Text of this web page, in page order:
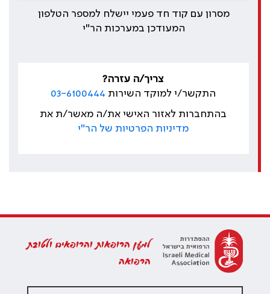
מסרון עם קוד חד פעמי יישלח למספר הטלפון
המעודכן במערכות הר"י
צריך/ה עזרה?
התקשר/י למוקד השירות 03-6100444
בהתחברות לאזור האישי את/ה מאשר/ת את
מדיניות הפרטיות של הר"י
למען הרופאות והרופאים ולטובת
הרפואה